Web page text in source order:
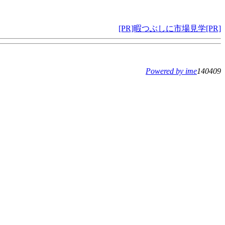
[PR]暇つぶしに市場見学[PR]
Powered by ime140409